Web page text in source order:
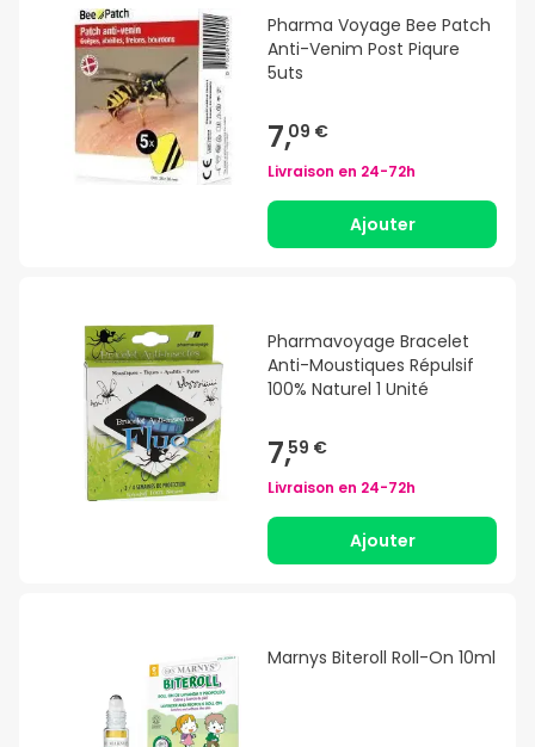
Pharma Voyage Bee Patch
Anti-Venim Post Piqure
5uts
7,09 €
Livraison en 24-72h
Ajouter
Pharmavoyage Bracelet
Anti-Moustiques Répulsif
100% Naturel 1 Unité
7,59 €
Livraison en 24-72h
Ajouter
Marnys Biteroll Roll-On 10ml